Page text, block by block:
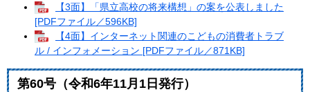
【3面】「県立高校の将来構想」の案を公表しました
[PDFファイル／596KB]
【4面】インターネット関連のこどもの消費者トラブ
ル / インフォメーション [PDFファイル／871KB]
第60号（令和6年11月1日発行）